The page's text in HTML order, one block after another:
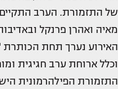
של התזמורת. הערב
מאיה ואהרן פרנקל
האירוע נערך תחת הכותרת
וכלל ארוחת ערב חגיגית
התזמורת הפילהרמונית